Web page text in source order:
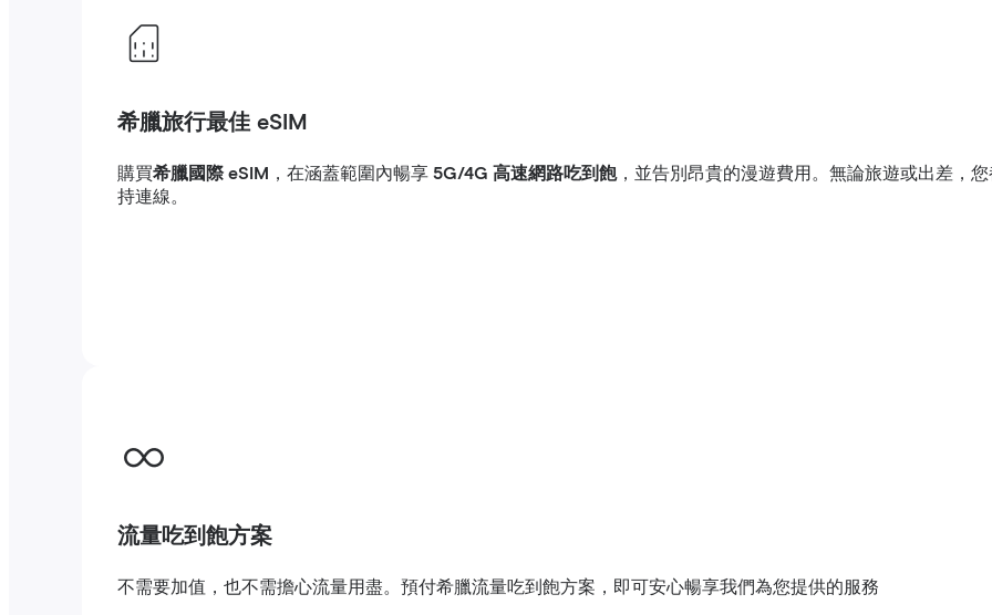
希臘旅行最佳 eSIM
購買希臘國際 eSIM ，在涵蓋範圍內暢享 5G/4G 高速網路吃到飽，並告別昂貴的漫遊費用。無論旅遊或出差，
持連線。
流量吃到飽方案
不需要加值，也不需擔心流量用盡。預付希臘流量吃到飽方案，即可安心暢享我們為您提供的服務